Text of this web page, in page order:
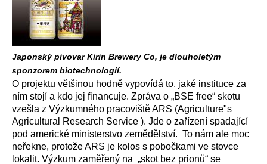
Japonský pivovar Kirin Brewery Co, je dlouholetým
sponzorem biotechnologií.
O projektu většinou hodně vypovídá to, jaké instituce za
ním stojí a kdo jej financuje. Zpráva o „BSE free“ skotu
vzešla z Výzkumného pracoviště ARS (Agriculture"s
Agricultural Research Service ). Jde o zařízení spadající
pod americké ministerstvo zemědělství. To nám ale moc
neřekne, protože ARS je kolos s pobočkami ve stovce
lokalit. Výzkum zaměřený na „skot bez prionů“ se